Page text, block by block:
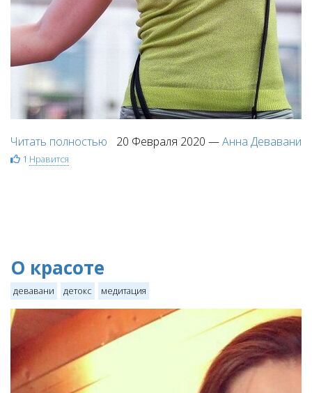
Читать полностью 20 Февраля 2020 —Анна Девавани
1 Нравится
О красоте
девавани детокс медитация